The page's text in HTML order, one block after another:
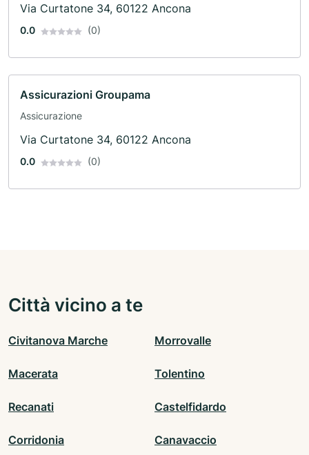
Via Curtatone 34, 60122 Ancona
0.0 (0)
Assicurazioni Groupama
Assicurazione
Via Curtatone 34, 60122 Ancona
0.0 (0)
Città vicino a te
Civitanova Marche Morrovalle
Macerata Tolentino
Recanati Castelfidardo
Corridonia Canavaccio